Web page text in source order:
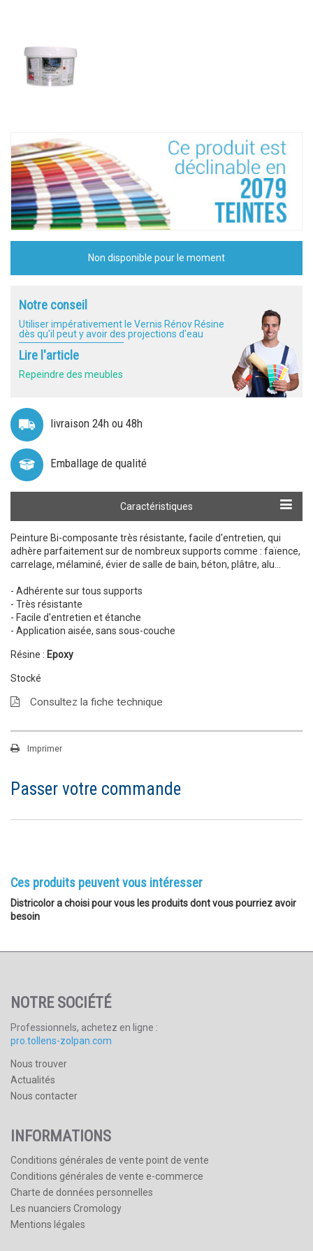
Non disponible pour le moment
Notre conseil
Utiliser impérativement le Vernis Rénov Résine
dès qu'il peut y avoir des projections d'eau
Lire l'article
Repeindre des meubles
livraison 24h ou 48h
Emballage de qualité
Caractéristiques
Calculer ma quantité
Peinture Bi-composante très résistante, facile d'entretien, qui
adhère parfaitement sur de nombreux supports comme : faïence,
carrelage, mélaminé, évier de salle de bain, béton, plâtre, alu...
- Adhérente sur tous supports
- Très résistante
- Facile d'entretien et étanche
- Application aisée, sans sous-couche
Résine : Epoxy
Stocké
Consultez la fiche technique
Imprimer
Passer votre commande
Ces produits peuvent vous intéresser
Districolor a choisi pour vous les produits dont vous pourriez avoir
besoin
NOTRE SOCIÉTÉ
Professionnels, achetez en ligne :
pro.tollens-zolpan.com
Nous trouver
Actualités
Nous contacter
INFORMATIONS
Conditions générales de vente point de vente
Conditions générales de vente e-commerce
Charte de données personnelles
Les nuanciers Cromology
Mentions légales